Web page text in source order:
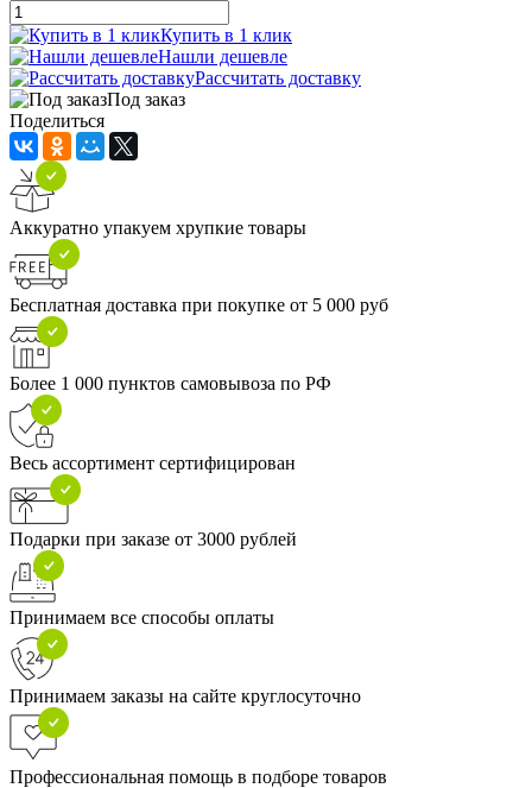
Купить в 1 клик
Нашли дешевле
Рассчитать доставку
Под заказ
Поделиться
Аккуратно упакуем хрупкие товары
Бесплатная доставка при покупке от 5 000 руб
Более 1 000 пунктов самовывоза по РФ
Весь ассортимент сертифицирован
Подарки при заказе от 3000 рублей
Принимаем все способы оплаты
Принимаем заказы на сайте круглосуточно
Профессиональная помощь в подборе товаров